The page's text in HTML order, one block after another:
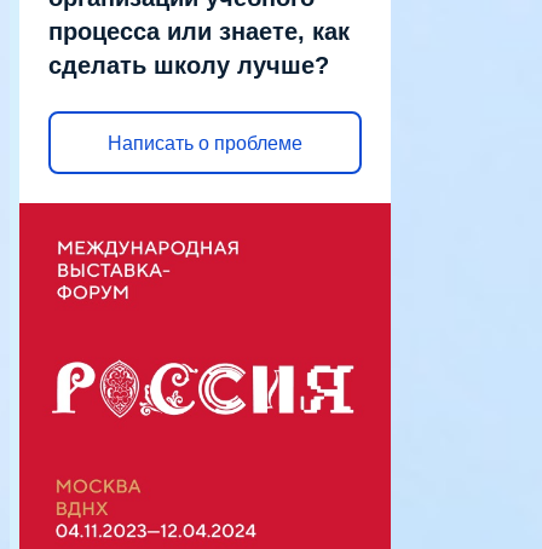
процесса или знаете, как
сделать школу лучше?
Написать о проблеме